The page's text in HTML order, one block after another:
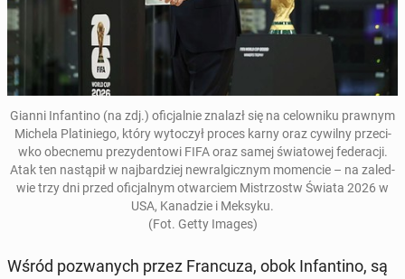
Gianni In­fan­ti­no (na zdj.) ofic­jal­nie znalazł się na celown­iku prawnym
Michela Pla­tiniego, który wytoczył proces karny oraz cywilny prze­ci­
wko obec­ne­mu prezy­den­towi FIFA oraz samej świa­towej fed­er­acji.
Atak ten nastąpił w na­jbardziej newral­gicznym mo­men­cie – na za­led­
wie trzy dni przed ofic­jal­nym ot­war­ciem Mis­tr­zostw Świata 2026 w
USA, Kanadzie i Meksyku.
(Fot. Getty Images)
Wśród pozwanych przez Fran­cuza, obok In­fan­ti­no, są